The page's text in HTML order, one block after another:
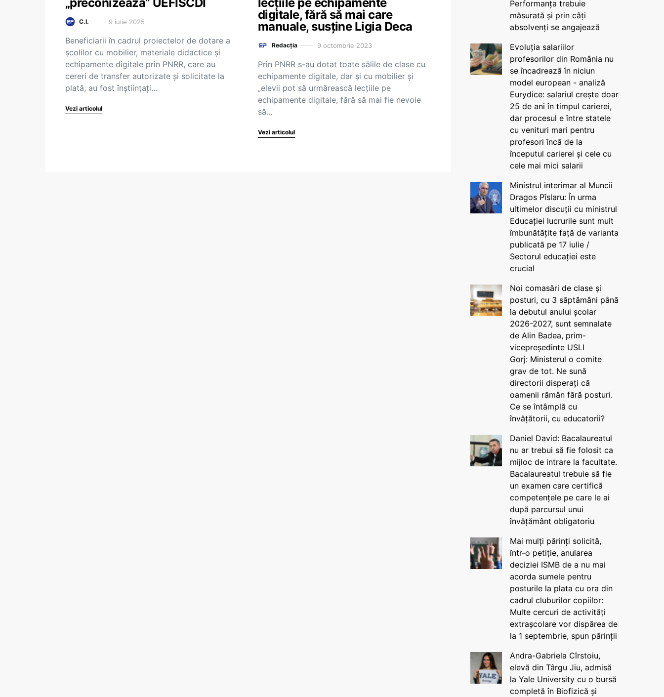
C.I. 9 iulie 2025
Beneficiarii în cadrul proiectelor de dotare a
școlilor cu mobilier, materiale didactice și
echipamente digitale prin PNRR, care au
cereri de transfer autorizate și solicitate la
plată, au fost înștiințați…
Vezi articolul
digitale, fără să mai care
manuale, susține Ligia Deca
Redacția 9 octombrie 2023
Prin PNRR s-au dotat toate sălile de clase cu
echipamente digitale, dar și cu mobilier și
„elevii pot să urmărească lecțiile pe
echipamente digitale, fără să mai fie nevoie
să…
Vezi articolul
Performanța trebuie
măsurată și prin câți
absolvenți se angajează
Evoluția salariilor
profesorilor din România nu
se încadrează în niciun
model european - analiză
Eurydice: salariul crește doar
25 de ani în timpul carierei,
dar procesul e între statele
cu venituri mari pentru
profesori încă de la
începutul carierei și cele cu
cele mai mici salarii
Ministrul interimar al Muncii
Dragos Pîslaru: În urma
ultimelor discuții cu ministrul
Educației lucrurile sunt mult
îmbunătățite față de varianta
publicată pe 17 iulie /
Sectorul educației este
crucial
Noi comasări de clase și
posturi, cu 3 săptămâni până
la debutul anului școlar
2026-2027, sunt semnalate
de Alin Badea, prim-
vicepreședinte USLI
Gorj: Ministerul o comite
grav de tot. Ne sună
directorii disperați că
oamenii rămân fără posturi.
Ce se întâmplă cu
învățătorii, cu educatorii?
Daniel David: Bacalaureatul
nu ar trebui să fie folosit ca
mijloc de intrare la facultate.
Bacalaureatul trebuie să fie
un examen care certifică
competențele pe care le ai
după parcursul unui
învățământ obligatoriu
Mai mulți părinți solicită,
într-o petiție, anularea
deciziei ISMB de a nu mai
acorda sumele pentru
posturile la plata cu ora din
cadrul cluburilor copiilor:
Multe cercuri de activități
extrașcolare vor dispărea de
la 1 septembrie, spun părinții
Andra-Gabriela Cîrstoiu,
elevă din Târgu Jiu, admisă
la Yale University cu o bursă
completă în Biofizică și